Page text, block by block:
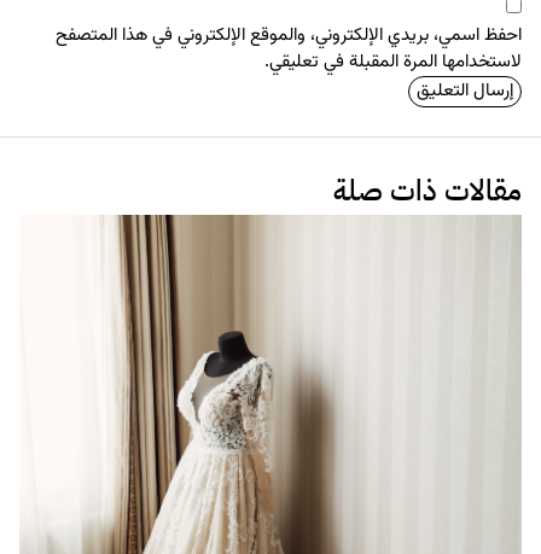
احفظ اسمي، بريدي الإلكتروني، والموقع الإلكتروني في هذا المتصفح
لاستخدامها المرة المقبلة في تعليقي.
مقالات ذات صلة